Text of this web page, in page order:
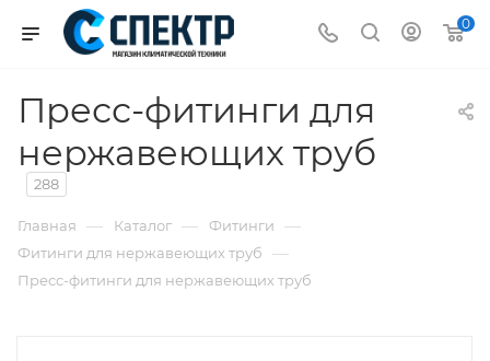
0
Пресс-фитинги для
нержавеющих труб
288
Главная — Каталог — Фитинги —
Фитинги для нержавеющих труб —
Пресс-фитинги для нержавеющих труб